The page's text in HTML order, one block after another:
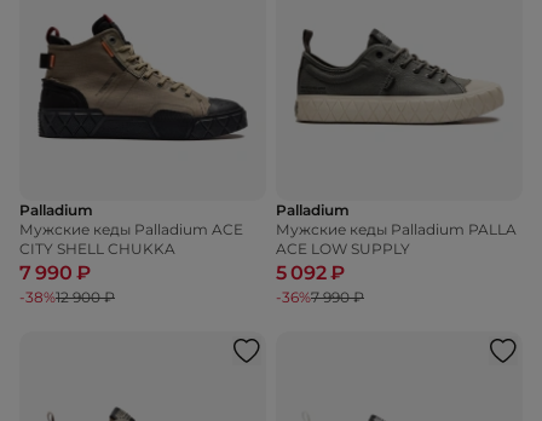
Palladium
Мужские кеды Palladium ACE
CITY SHELL CHUKKA
7 990 ₽
-38%12 900 ₽
Palladium
Мужские кеды Palladium PALLA
ACE LOW SUPPLY
5 092 ₽
-36%7 990 ₽